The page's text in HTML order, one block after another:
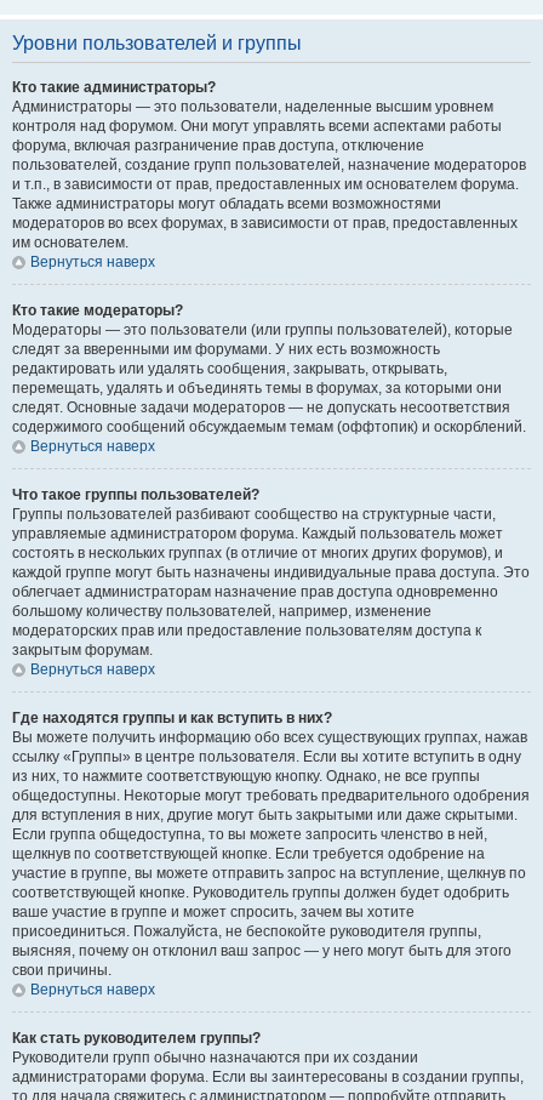
Уровни пользователей и группы
Кто такие администраторы?
Администраторы — это пользователи, наделенные высшим уровнем
контроля над форумом. Они могут управлять всеми аспектами работы
форума, включая разграничение прав доступа, отключение
пользователей, создание групп пользователей, назначение модераторов
и т.п., в зависимости от прав, предоставленных им основателем форума.
Также администраторы могут обладать всеми возможностями
модераторов во всех форумах, в зависимости от прав, предоставленных
им основателем.
Вернуться наверх
Кто такие модераторы?
Модераторы — это пользователи (или группы пользователей), которые
следят за вверенными им форумами. У них есть возможность
редактировать или удалять сообщения, закрывать, открывать,
перемещать, удалять и объединять темы в форумах, за которыми они
следят. Основные задачи модераторов — не допускать несоответствия
содержимого сообщений обсуждаемым темам (оффтопик) и оскорблений.
Вернуться наверх
Что такое группы пользователей?
Группы пользователей разбивают сообщество на структурные части,
управляемые администратором форума. Каждый пользователь может
состоять в нескольких группах (в отличие от многих других форумов), и
каждой группе могут быть назначены индивидуальные права доступа. Это
облегчает администраторам назначение прав доступа одновременно
большому количеству пользователей, например, изменение
модераторских прав или предоставление пользователям доступа к
закрытым форумам.
Вернуться наверх
Где находятся группы и как вступить в них?
Вы можете получить информацию обо всех существующих группах, нажав
ссылку «Группы» в центре пользователя. Если вы хотите вступить в одну
из них, то нажмите соответствующую кнопку. Однако, не все группы
общедоступны. Некоторые могут требовать предварительного одобрения
для вступления в них, другие могут быть закрытыми или даже скрытыми.
Если группа общедоступна, то вы можете запросить членство в ней,
щелкнув по соответствующей кнопке. Если требуется одобрение на
участие в группе, вы можете отправить запрос на вступление, щелкнув по
соответствующей кнопке. Руководитель группы должен будет одобрить
ваше участие в группе и может спросить, зачем вы хотите
присоединиться. Пожалуйста, не беспокойте руководителя группы,
выясняя, почему он отклонил ваш запрос — у него могут быть для этого
свои причины.
Вернуться наверх
Как стать руководителем группы?
Руководители групп обычно назначаются при их создании
администраторами форума. Если вы заинтересованы в создании группы,
то для начала свяжитесь с администратором — попробуйте отправить